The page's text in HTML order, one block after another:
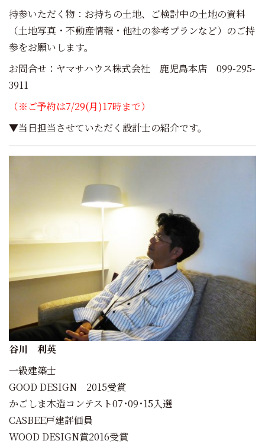
持参いただく物：お持ちの土地、ご検討中の土地の資料
（土地写真・不動産情報・他社の参考プランなど）のご持
参をお願いします。
お問合せ：ヤマサハウス株式会社 鹿児島本店 099-295-
3911
（※ご予約は7/29(月)17時まで）
▼当日担当させていただく設計士の紹介です。
谷川 利英
一級建築士
GOOD DESIGN 2015受賞
かごしま木造コンテスト07･09･15入選
CASBEE戸建評価員
WOOD DESIGN賞2016受賞